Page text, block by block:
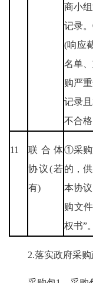
商小
记录
(响应
名单
购严
记录
不合格
11
联合体
协议(若
有)
①采购
的，
本协
购文
权书”。
2.落实政府采购